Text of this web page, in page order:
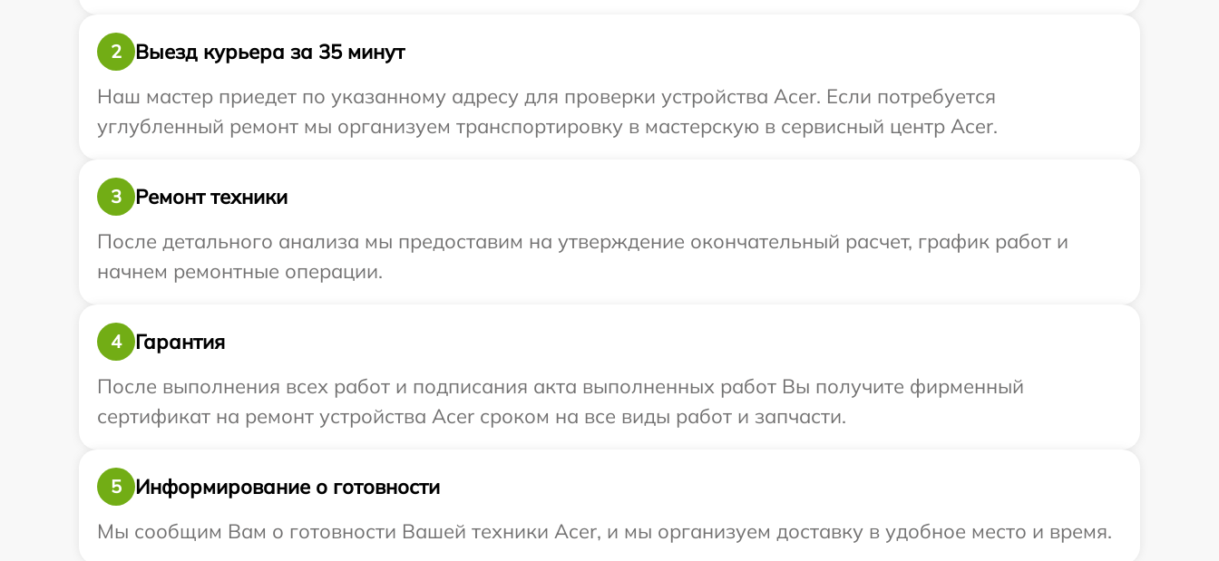
2
Выезд курьера за 35 минут
Наш мастер приедет по указанному адресу для проверки устройства Acer. Если потребуется
углубленный ремонт мы организуем транспортировку в мастерскую в сервисный центр Acer.
3
Ремонт техники
После детального анализа мы предоставим на утверждение окончательный расчет, график работ и
начнем ремонтные операции.
4
Гарантия
После выполнения всех работ и подписания акта выполненных работ Вы получите фирменный
сертификат на ремонт устройства Acer сроком на все виды работ и запчасти.
5
Информирование о готовности
Мы сообщим Вам о готовности Вашей техники Acer, и мы организуем доставку в удобное место и время.